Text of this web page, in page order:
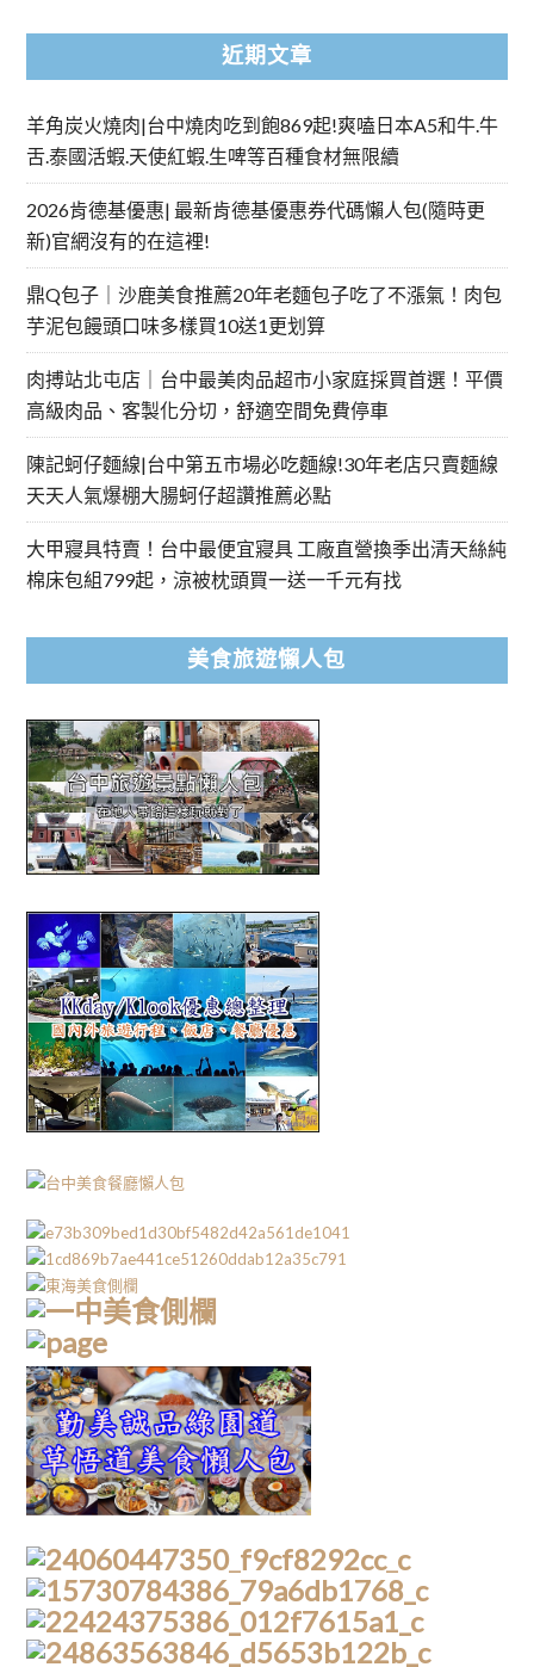
近期文章
羊角炭火燒肉|台中燒肉吃到飽869起!爽嗑日本A5和牛.牛
舌.泰國活蝦.天使紅蝦.生啤等百種食材無限續
2026肯德基優惠| 最新肯德基優惠券代碼懶人包(隨時更
新)官網沒有的在這裡!
鼎Q包子｜沙鹿美食推薦20年老麵包子吃了不漲氣！肉包
芋泥包饅頭口味多樣買10送1更划算
肉搏站北屯店｜台中最美肉品超市小家庭採買首選！平價
高級肉品、客製化分切，舒適空間免費停車
陳記蚵仔麵線|台中第五市場必吃麵線!30年老店只賣麵線
天天人氣爆棚大腸蚵仔超讚推薦必點
大甲寢具特賣！台中最便宜寢具 工廠直營換季出清天絲純
棉床包組799起，涼被枕頭買一送一千元有找
美食旅遊懶人包